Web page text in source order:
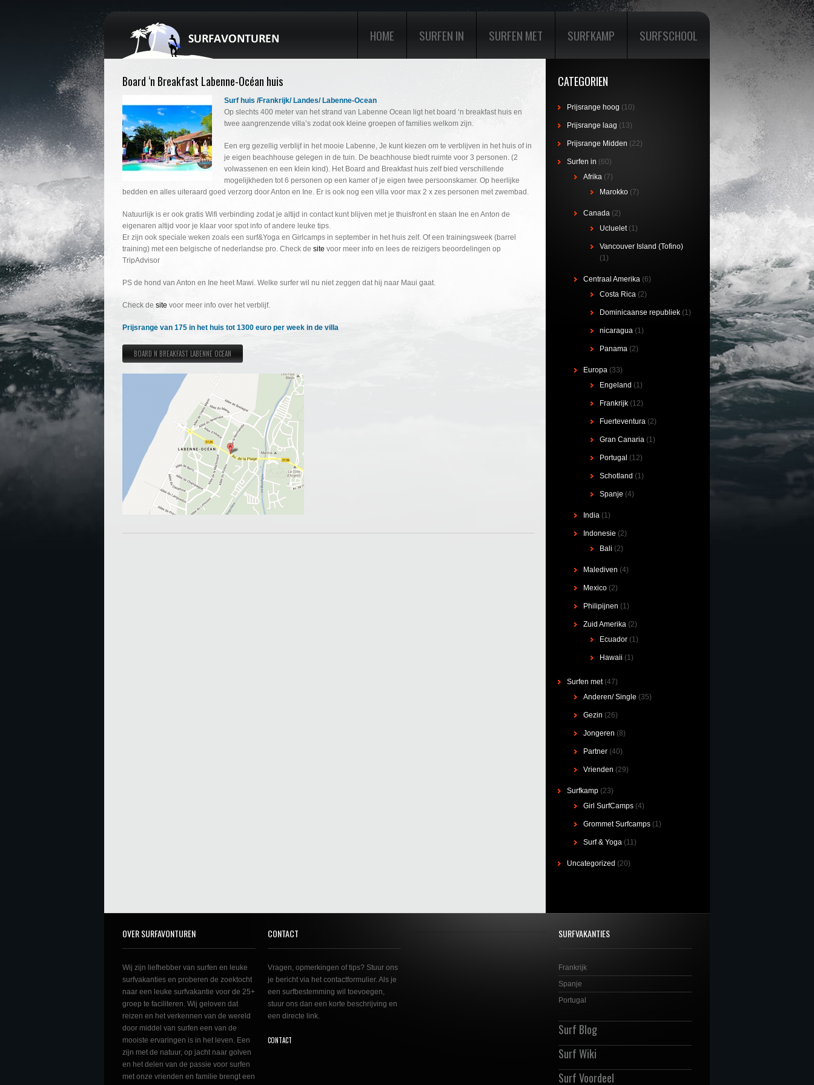
HOME SURFEN IN SURFEN MET SURFKAMP SURFSCHOOL
Board ‘n Breakfast Labenne-Océan huis
Surf huis /Frankrijk/ Landes/ Labenne-Ocean
Op slechts 400 meter van het strand van Labenne Ocean ligt het board ‘n breakfast huis en
twee aangrenzende villa’s zodat ook kleine groepen of families welkom zijn.
Een erg gezellig verblijf in het mooie Labenne, Je kunt kiezen om te verblijven in het huis of in
je eigen beachhouse gelegen in de tuin. De beachhouse biedt ruimte voor 3 personen. (2
volwassenen en een klein kind). Het Board and Breakfast huis zelf bied verschillende
mogelijkheden tot 6 personen op een kamer of je eigen twee persoonskamer. Op heerlijke
bedden en alles uiteraard goed verzorg door Anton en Ine. Er is ook nog een villa voor max 2 x zes personen met zwembad.
Natuurlijk is er ook gratis Wifi verbinding zodat je altijd in contact kunt blijven met je thuisfront en staan Ine en Anton de
eigenaren altijd voor je klaar voor spot info of andere leuke tips.
Er zijn ook speciale weken zoals een surf&Yoga en Girlcamps in september in het huis zelf. Of een trainingsweek (barrel
training) met een belgische of nederlandse pro. Check de site voor meer info en lees de reizigers beoordelingen op
TripAdvisor
PS de hond van Anton en Ine heet Mawi. Welke surfer wil nu niet zeggen dat hij naar Maui gaat.
Check de site voor meer info over het verblijf.
Prijsrange van 175 in het huis tot 1300 euro per week in de villa
BOARD N BREAKFAST LABENNE OCEAN
CATEGORIEN
Prijsrange hoog (10)
Prijsrange laag (13)
Prijsrange Midden (22)
Surfen in (60)
Afrika (7)
Marokko (7)
Canada (2)
Ucluelet(1)
Vancouver Island (Tofino)
(1)
Centraal Amerika (6)
Costa Rica (2)
Dominicaanse republiek (1)
nicaragua (1)
Panama (2)
Europa (33)
Engeland (1)
Frankrijk (12)
Fuerteventura (2)
Gran Canaria (1)
Portugal (12)
Schotland (1)
Spanje (4)
India (1)
Indonesie (2)
Bali (2)
Malediven (4)
Mexico (2)
Philipijnen (1)
Zuid Amerika (2)
Ecuador (1)
Hawaii (1)
Surfen met(47)
Anderen/ Single (35)
Gezin (26)
Jongeren (8)
Partner (40)
Vrienden (29)
Surfkamp (23)
Girl SurfCamps (4)
Grommet Surfcamps (1)
Surf & Yoga (11)
Uncategorized (20)
OVER SURFAVONTUREN
Wij zijn liefhebber van surfen en leuke
surfvakanties en proberen de zoektocht
naar een leuke surfvakantie voor de 25+
groep te faciliteren. Wij geloven dat
reizen en het verkennen van de wereld
door middel van surfen een van de
mooiste ervaringen is in het leven. Een
zijn met de natuur, op jacht naar golven
en het delen van de passie voor surfen
met onze vrienden en familie brengt een
CONTACT
Vragen, opmerkingen of tips? Stuur ons
je bericht via het contactformulier. Als je
een surfbestemming wil toevoegen,
stuur ons dan een korte beschrijving en
een directe link.
CONTACT
SURFVAKANTIES
Frankrijk
Spanje
Portugal
Surf Blog
Surf Wiki
Surf Voordeel